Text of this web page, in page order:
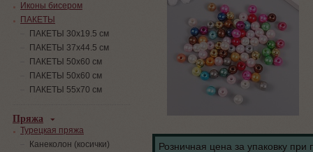
Розничная цена за упаковку при
Иконы бисером
ПАКЕТЫ
ПАКЕТЫ 30х19.5 см
ПАКЕТЫ 37х44.5 см
ПАКЕТЫ 50х60 см
ПАКЕТЫ 50х60 см
ПАКЕТЫ 55х70 см
Пряжа
Турецкая пряжа
Канеколон (косички)